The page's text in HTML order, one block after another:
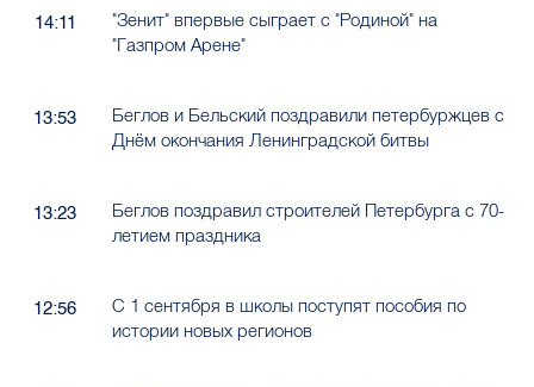
14:11
"Зенит" впервые сыграет с "Родиной" на
"Газпром Арене"
13:53
Беглов и Бельский поздравили петербуржцев с
Днём окончания Ленинградской битвы
13:23
Беглов поздравил строителей Петербурга с 70-
летием праздника
12:56
С 1 сентября в школы поступят пособия по
истории новых регионов